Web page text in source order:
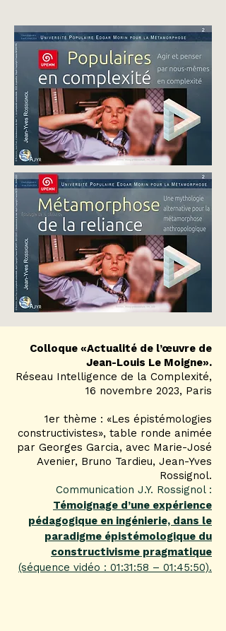
Colloque «Actualité de l’œuvre de
Jean-Louis Le Moigne».
Réseau Intelligence de la Complexité,
16 novembre 2023, Paris
1er thème : «Les épistémologies
constructivistes», table ronde animée
par Georges Garcia, avec Marie-José
Avenier, Bruno Tardieu, Jean-Yves
Rossignol.
Communication J.Y. Rossignol :
Témoignage d’une expérience
pédagogique en ingénierie, dans le
paradigme épistémologique du
constructivisme pragmatique
(séquence vidéo : 01:31:58 – 01:45:50).